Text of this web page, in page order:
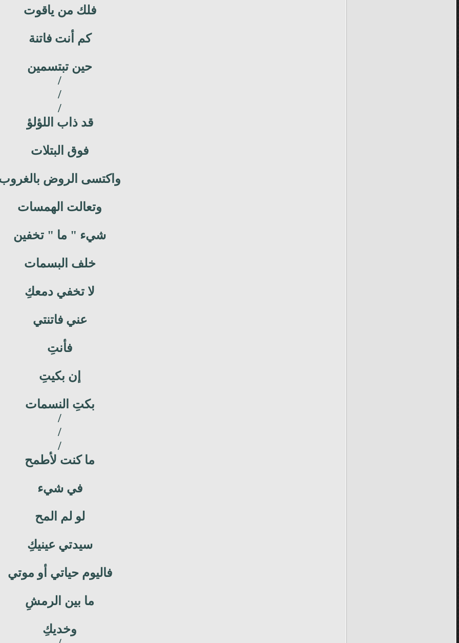
فلك من ياقوت
كم أنت فاتنة
حين تبتسمين
/
/
/
قد ذاب اللؤلؤ
فوق البتلات
واكتسى الروض
وتعالت الهمسات
شيء " ما " تخفين
خلف البسمات
لا تخفي دمعكِ
عني فاتنتي
فأنتِ
إن بكيتِ
بكتِ النسمات
/
/
/
ما كنت لأطمح
في شيء
لو لم المح
سيدتي عينيكِ
فاليوم حياتي أو موتي
ما بين الرمشِ
وخديكِ